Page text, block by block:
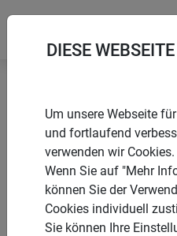
Startseite
Sonnenschutz
COOL Sonnenschutz für
PRODUKTE
DIESE
Um unsere Webseite
und fortlaufend
verwenden wir Cookies.
Wenn Sie auf "Mehr
können Sie der
Cookies individuell
Sie können Ihre